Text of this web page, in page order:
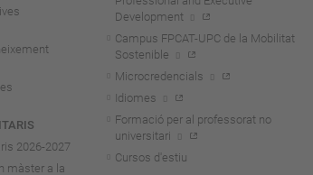
2026-2027
màster a la
Development
Campus FPCAT-UPC de la Mobilitat
Sostenible
Microcredencials
Idiomes
Formació per al professorat no
universitari
Cursos d'estiu